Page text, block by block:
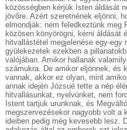
közösségben kérjük Isten áldását
jövőre. Azért szeretnének eljönni,
elmondják: nem feledkeztünk meg
közösen könyörögni, kérni áldását
hitvallástétel megjelenése egy-egy
gyülekezetek ezekben a
valójában. Amikor hallanak
számukra. De amikor eljönnek, és
vannak, akkor ez olyan, mint
annak idején Józsué tette a nép
hitvallásunkat, nyelvünket, nem
Istent tartjuk urunknak, és
megszervezésekor nagyobb volt
ideiben pedig még kevesebb lesz.